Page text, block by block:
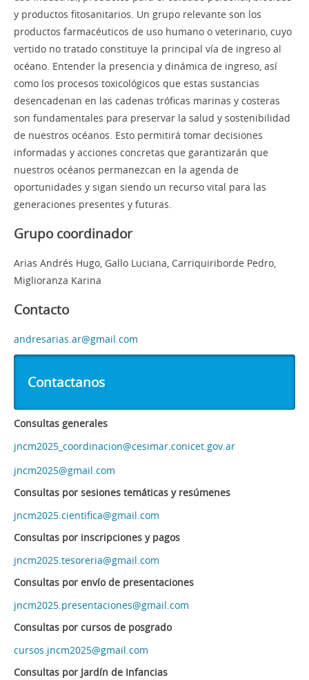
y productos fitosanitarios. Un grupo relevante son los
productos farmacéuticos de uso humano o veterinario, cuyo
vertido no tratado constituye la principal vía de ingreso al
océano. Entender la presencia y dinámica de ingreso, así
como los procesos toxicológicos que estas sustancias
desencadenan en las cadenas tróficas marinas y costeras
son fundamentales para preservar la salud y sostenibilidad
de nuestros océanos. Esto permitirá tomar decisiones
informadas y acciones concretas que garantizarán que
nuestros océanos permanezcan en la agenda de
oportunidades y sigan siendo un recurso vital para las
generaciones presentes y futuras.
Grupo coordinador
Arias Andrés Hugo, Gallo Luciana, Carriquiriborde Pedro,
Miglioranza Karina
Contacto
andresarias.ar@gmail.com
Contactanos
Consultas generales
jncm2025_coordinacion@cesimar.conicet.gov.ar
jncm2025@gmail.com
Consultas por sesiones temáticas y resúmenes
jncm2025.cientifica@gmail.com
Consultas por inscripciones y pagos
jncm2025.tesoreria@gmail.com
Consultas por envío de presentaciones
jncm2025.presentaciones@gmail.com
Consultas por cursos de posgrado
cursos.jncm2025@gmail.com
Consultas por Jardín de Infancias